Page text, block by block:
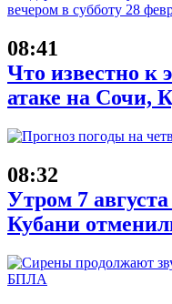
08:41
Что известно к
атаке на Сочи,
08:32
Утром 7
Кубани